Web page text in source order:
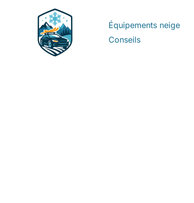
Équipements neige
Conseils